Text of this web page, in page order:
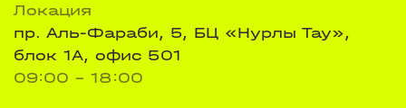
Локация
пр. Аль-Фараби, 5, БЦ «Нурлы Тау»,
блок 1А, офис 501
09:00 - 18:00